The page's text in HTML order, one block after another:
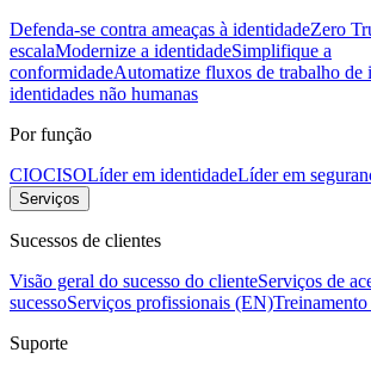
Defenda-se contra ameaças à identidadeZero
escalaModernize a identidadeSimplifique a
conformidadeAutomatize fluxos de trabalho de
identidades não humanas
Por função
CIOCISOLíder em identidadeLíder em
Serviços
Sucessos de clientes
Visão geral do sucesso do clienteServiços de
sucessoServiços profissionais (EN)
Suporte